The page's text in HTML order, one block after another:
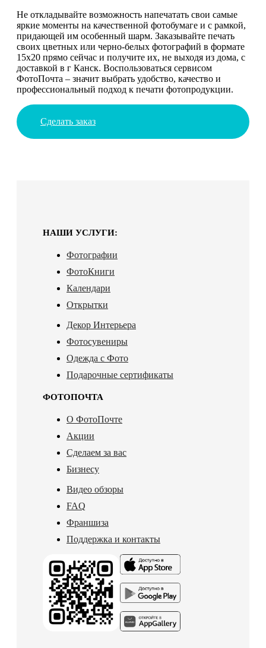
Не откладывайте возможность напечатать свои самые
яркие моменты на качественной фотобумаге и с рамкой,
придающей им особенный шарм. Заказывайте печать
своих цветных или черно-белых фотографий в формате
15х20 прямо сейчас и получите их, не выходя из дома, с
доставкой в г Канск. Воспользоваться сервисом
ФотоПочта – значит выбрать удобство, качество и
профессиональный подход к печати фотопродукции.
Сделать заказ
НАШИ УСЛУГИ:
Фотографии
ФотоКниги
Календари
Открытки
Декор Интерьера
Фотосувениры
Одежда с Фото
Подарочные сертификаты
ФОТОПОЧТА
О ФотоПочте
Акции
Сделаем за вас
Бизнесу
Видео обзоры
FAQ
Франшиза
Поддержка и контакты